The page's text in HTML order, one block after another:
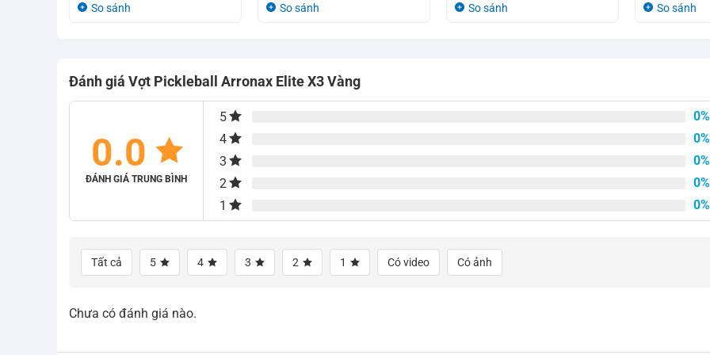
So sánh So sánh So sánh So sánh
Đánh giá Vợt Pickleball Arronax Elite X3 Vàng
0.0
ĐÁNH GIÁ TRUNG BÌNH
5 0%
4
0%
3
0%
2
0%
1
0%
Tất cả 5 4 3 2 1 Có video Có ảnh
Chưa có đánh giá nào.